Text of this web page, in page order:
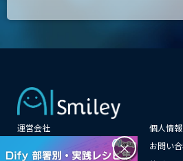
運営会社
個人情
お問い
×